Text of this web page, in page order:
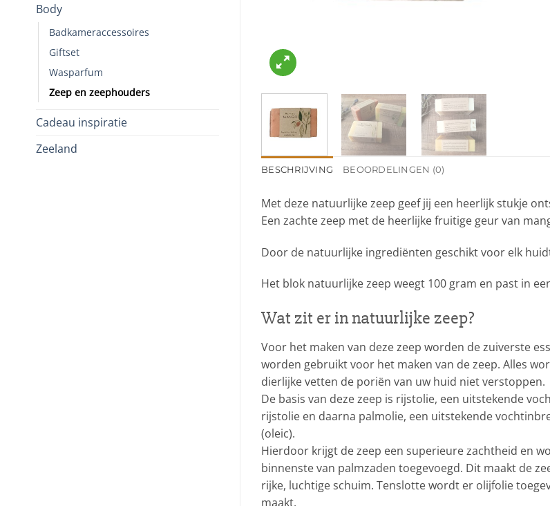
Body
Badkameraccessoires
Giftset
Wasparfum
Zeep en zeephouders
Cadeau inspiratie
Zeeland
BESCHRIJVING BEOORDELINGEN (0)
Met deze natuurlijke zeep geef jij een heerlijk stukje
Een zachte zeep met de heerlijke fruitige geur van
Door de natuurlijke ingrediënten geschikt voor elk
Het blok natuurlijke zeep weegt 100 gram en past in
Wat zit er in natuurlijke zeep?
Voor het maken van deze zeep worden de zuiverste
worden gebruikt voor het maken van de zeep. Alles
dierlijke vetten de poriën van uw huid niet verstoppen.
De basis van deze zeep is rijstolie, een uitstekende
rijstolie en daarna palmolie, een uitstekende
(oleic).
Hierdoor krijgt de zeep een superieure zachtheid en
binnenste van palmzaden toegevoegd. Dit maakt de
rijke, luchtige schuim. Tenslotte wordt er olijfolie
maakt.